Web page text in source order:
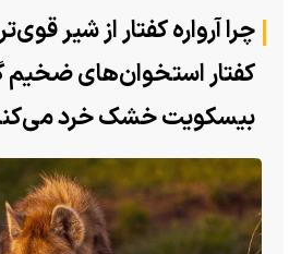
چرا آرواره کفتار‌ از شیر‌
کفتار استخوان‌های ضخیم
بیسکویت خشک خرد